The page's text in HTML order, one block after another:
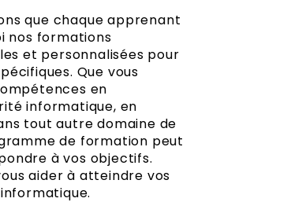
que chaque apprenant
nos formations
et personnalisées pour
Que vous
en
informatique, en
tout autre domaine de
de formation peut
à vos objectifs.
aider à atteindre vos